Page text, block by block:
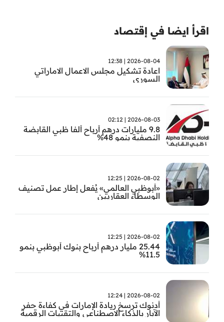
اقرأ ايضا في إقتصاد
2026-08-04 | 12:38
اعادة تشكيل مجلس الاعمال الاماراتي
السوري
2026-08-03 | 02:12
9.8 مليارات درهم أرباح ألفا ظبي القابضة
النصفية بنمو 48%
2026-08-02 | 12:25
«أبوظبي العالمي» يُفعل إطار عمل تصنيف
الوسطاء العقاريين
2026-08-02 | 12:25
25.44 مليار درهم أرباح بنوك أبوظبي بنمو
11.5%
2026-08-02 | 12:24
أدنوك ترسخ ريادة الإمارات في كفاءة حفر
الآبار بالذكاء الاصطناعي والتقنيات الرقمية